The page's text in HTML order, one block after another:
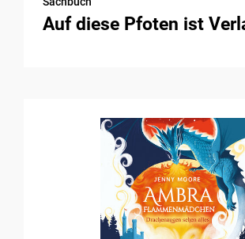
Auf diese Pfoten ist